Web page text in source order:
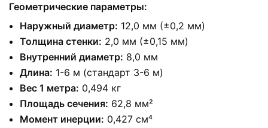
Геометрические параметры:
Наружный диаметр: 12,0 мм (±0,2 мм)
Толщина стенки: 2,0 мм (±0,15 мм)
Внутренний диаметр: 8,0 мм
Длина: 1-6 м (стандарт 3-6 м)
Вес 1 метра: 0,494 кг
Площадь сечения: 62,8 мм²
Момент инерции: 0,427 см⁴